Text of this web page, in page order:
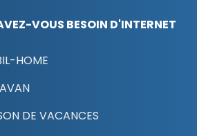
VOUS BESOIN D'INTERNET
HOME
DE VACANCES